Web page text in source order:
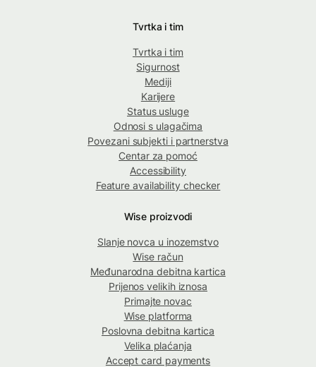
Tvrtka i tim
Tvrtka i tim
Sigurnost
Mediji
Karijere
Status usluge
Odnosi s ulagačima
Povezani subjekti i partnerstva
Centar za pomoć
Accessibility
Feature availability checker
Wise proizvodi
Slanje novca u inozemstvo
Wise račun
Međunarodna debitna kartica
Prijenos velikih iznosa
Primajte novac
Wise platforma
Poslovna debitna kartica
Velika plaćanja
Accept card payments